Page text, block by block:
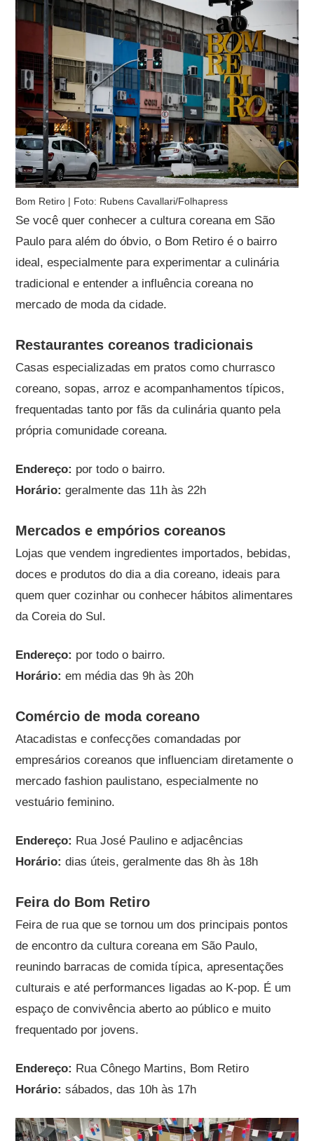
Bom Retiro | Foto: Rubens Cavallari/Folhapress
Se você quer conhecer a cultura coreana em São
Paulo para além do óbvio, o Bom Retiro é o bairro
ideal, especialmente para experimentar a culinária
tradicional e entender a influência coreana no
mercado de moda da cidade.
Restaurantes coreanos tradicionais
Casas especializadas em pratos como churrasco
coreano, sopas, arroz e acompanhamentos típicos,
frequentadas tanto por fãs da culinária quanto pela
própria comunidade coreana.
Endereço: por todo o bairro.
Horário: geralmente das 11h às 22h
Mercados e empórios coreanos
Lojas que vendem ingredientes importados, bebidas,
doces e produtos do dia a dia coreano, ideais para
quem quer cozinhar ou conhecer hábitos alimentares
da Coreia do Sul.
Endereço: por todo o bairro.
Horário:em média das 9h às 20h
Comércio de moda coreano
Atacadistas e confecções comandadas por
empresários coreanos que influenciam diretamente o
mercado fashion paulistano, especialmente no
vestuário feminino.
Endereço: Rua José Paulino e adjacências
Horário:dias úteis, geralmente das 8h às 18h
Feira do Bom Retiro
Feira de rua que se tornou um dos principais pontos
de encontro da cultura coreana em São Paulo,
reunindo barracas de comida típica, apresentações
culturais e até performances ligadas ao K-pop. É um
espaço de convivência aberto ao público e muito
frequentado por jovens.
Endereço: Rua Cônego Martins, Bom Retiro
Horário:sábados, das 10h às 17h